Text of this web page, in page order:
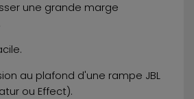
une grande marge
au plafond d'une rampe JBL
ou Effect).